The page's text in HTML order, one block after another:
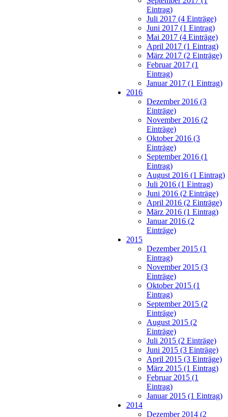
Eintrag)
Juli 2017 (4 Einträge)
Juni 2017 (1 Eintrag)
Mai 2017 (4 Einträge)
April 2017 (1 Eintrag)
März 2017 (2 Einträge)
Februar 2017 (1
Eintrag)
Januar 2017 (1 Eintrag)
2016
Dezember 2016 (3
Einträge)
November 2016 (2
Einträge)
Oktober 2016 (3
Einträge)
September 2016 (1
Eintrag)
August 2016 (1 Eintrag)
Juli 2016 (1 Eintrag)
Juni 2016 (2 Einträge)
April 2016 (2 Einträge)
März 2016 (1 Eintrag)
Januar 2016 (2
Einträge)
2015
Dezember 2015 (1
Eintrag)
November 2015 (3
Einträge)
Oktober 2015 (1
Eintrag)
September 2015 (2
Einträge)
August 2015 (2
Einträge)
Juli 2015 (2 Einträge)
Juni 2015 (3 Einträge)
April 2015 (3 Einträge)
März 2015 (1 Eintrag)
Februar 2015 (1
Eintrag)
Januar 2015 (1 Eintrag)
2014
Dezember 2014 (2